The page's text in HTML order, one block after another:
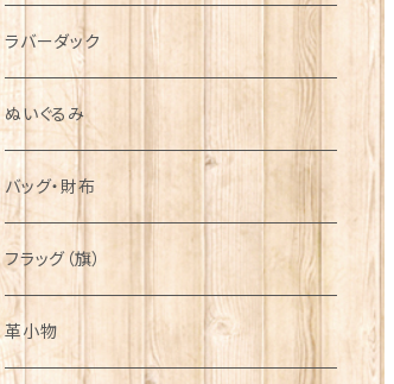
ラバーダック
ぬいぐるみ
バッグ・財布
フラッグ（旗）
革小物